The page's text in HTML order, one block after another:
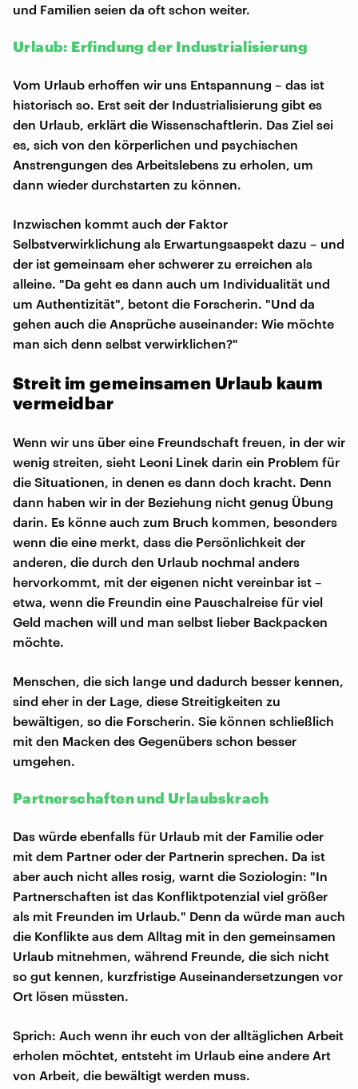
und Familien seien da oft schon weiter.
Urlaub: Erfindung der Industrialisierung
Vom Urlaub erhoffen wir uns Entspannung – das ist
historisch so. Erst seit der Industrialisierung gibt es
den Urlaub, erklärt die Wissenschaftlerin. Das Ziel sei
es, sich von den körperlichen und psychischen
Anstrengungen des Arbeitslebens zu erholen, um
dann wieder durchstarten zu können.
Inzwischen kommt auch der Faktor
Selbstverwirklichung als Erwartungsaspekt dazu – und
der ist gemeinsam eher schwerer zu erreichen als
alleine. "Da geht es dann auch um Individualität und
um Authentizität", betont die Forscherin. "Und da
gehen auch die Ansprüche auseinander: Wie möchte
man sich denn selbst verwirklichen?"
Streit im gemeinsamen Urlaub kaum
vermeidbar
Wenn wir uns über eine Freundschaft freuen, in der wir
wenig streiten, sieht Leoni Linek darin ein Problem für
die Situationen, in denen es dann doch kracht. Denn
dann haben wir in der Beziehung nicht genug Übung
darin. Es könne auch zum Bruch kommen, besonders
wenn die eine merkt, dass die Persönlichkeit der
anderen, die durch den Urlaub nochmal anders
hervorkommt, mit der eigenen nicht vereinbar ist –
etwa, wenn die Freundin eine Pauschalreise für viel
Geld machen will und man selbst lieber Backpacken
möchte.
Menschen, die sich lange und dadurch besser kennen,
sind eher in der Lage, diese Streitigkeiten zu
bewältigen, so die Forscherin. Sie können schließlich
mit den Macken des Gegenübers schon besser
umgehen.
Partnerschaften und Urlaubskrach
Das würde ebenfalls für Urlaub mit der Familie oder
mit dem Partner oder der Partnerin sprechen. Da ist
aber auch nicht alles rosig, warnt die Soziologin: "In
Partnerschaften ist das Konfliktpotenzial viel größer
als mit Freunden im Urlaub." Denn da würde man auch
die Konflikte aus dem Alltag mit in den gemeinsamen
Urlaub mitnehmen, während Freunde, die sich nicht
so gut kennen, kurzfristige Auseinandersetzungen vor
Ort lösen müssten.
Sprich: Auch wenn ihr euch von der alltäglichen Arbeit
erholen möchtet, entsteht im Urlaub eine andere Art
von Arbeit, die bewältigt werden muss.